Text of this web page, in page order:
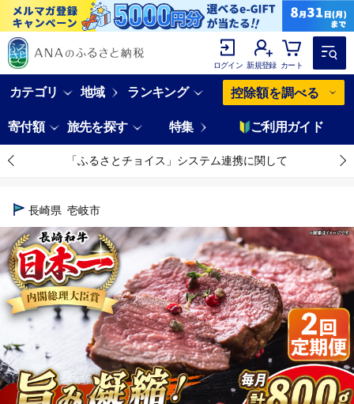
ログイン 新規登録 カート
カテゴリ 地域 ランキング 控除額を調べる
寄付額 旅先を探す 特集 ご利用ガイド
「ふるさとチョイス」システム連携に関して
長崎県 壱岐市